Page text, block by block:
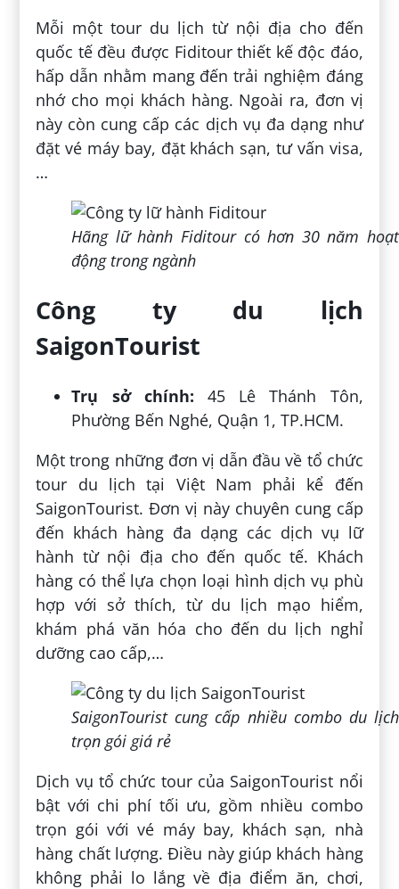
Mỗi một tour du lịch từ nội địa cho đến
quốc tế đều được Fiditour thiết kế độc đáo,
hấp dẫn nhằm mang đến trải nghiệm đáng
nhớ cho mọi khách hàng. Ngoài ra, đơn vị
này còn cung cấp các dịch vụ đa dạng như
đặt vé máy bay, đặt khách sạn, tư vấn visa,
…
Hãng lữ hành Fiditour có hơn 30 năm hoạt
động trong ngành
Công ty du lịch
SaigonTourist
Trụ sở chính: 45 Lê Thánh Tôn,
Phường Bến Nghé, Quận 1, TP.HCM.
Một trong những đơn vị dẫn đầu về tổ chức
tour du lịch tại Việt Nam phải kể đến
SaigonTourist. Đơn vị này chuyên cung cấp
đến khách hàng đa dạng các dịch vụ lữ
hành từ nội địa cho đến quốc tế. Khách
hàng có thể lựa chọn loại hình dịch vụ phù
hợp với sở thích, từ du lịch mạo hiểm,
khám phá văn hóa cho đến du lịch nghỉ
dưỡng cao cấp,…
SaigonTourist cung cấp nhiều combo du lịch
trọn gói giá rẻ
Dịch vụ tổ chức tour của SaigonTourist nổi
bật với chi phí tối ưu, gồm nhiều combo
trọn gói với vé máy bay, khách sạn, nhà
hàng chất lượng. Điều này giúp khách hàng
không phải lo lắng về địa điểm ăn, chơi,